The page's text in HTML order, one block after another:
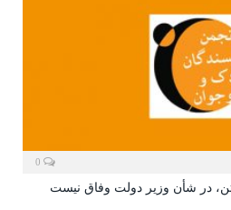
در شأن وزیر دولت وفاق نیست